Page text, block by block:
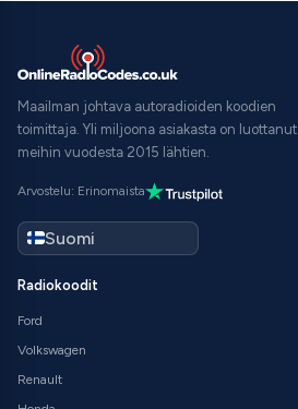
Maailman johtava autoradioiden koodien
toimittaja. Yli miljoona asiakasta on luottanut
meihin vuodesta 2015 lähtien.
Arvostelu: Erinomaista
Radiokoodit
Ford
Volkswagen
Renault